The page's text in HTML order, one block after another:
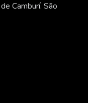
Camburí. São